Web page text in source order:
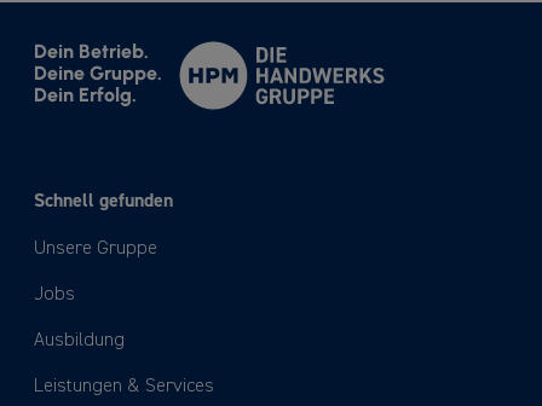
Dein Betrieb.
Deine Gruppe.
Dein Erfolg.
Schnell gefunden
Unsere Gruppe
Jobs
Ausbildung
Leistungen & Services